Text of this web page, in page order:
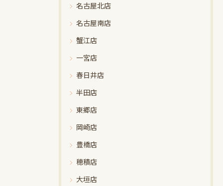
名古屋北店
名古屋南店
蟹江店
一宮店
春日井店
半田店
東郷店
岡崎店
豊橋店
穂積店
大垣店